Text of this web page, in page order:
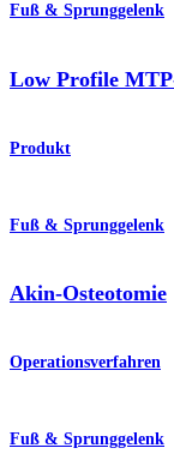
Fuß & Sprunggelenk
Low Profile
Produkt
Fuß & Sprunggelenk
Akin-Osteotomie
Operationsverfahren
Fuß & Sprunggelenk